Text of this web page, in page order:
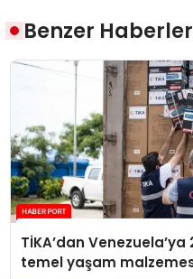
Benzer Haberler
TİKA’dan
temel yaşam